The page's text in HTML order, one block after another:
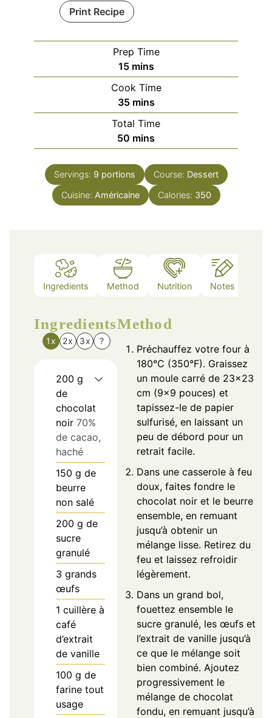
Print Recipe
Prep Time
15minutes
mins
Cook Time
35minutes
mins
Total Time
50 minutes
mins
Servings: 9 portions Course: Dessert
Cuisine: Américaine Calories: 350
Ingredients Method Nutrition Notes
Ingredients
1x 2x 3x ?
200 g
de
chocolat
noir 70%
de cacao,
haché
150 g de
beurre
non salé
200 g de
sucre
granulé
3 grands
œufs
1 cuillère à
café
d’extrait
de vanille
100 g de
farine tout
usage
Method
Préchauffez votre four à
180°C (350°F). Graissez
un moule carré de 23×23
cm (9×9 pouces) et
tapissez-le de papier
sulfurisé, en laissant un
peu de débord pour un
retrait facile.
Dans une casserole à feu
doux, faites fondre le
chocolat noir et le beurre
ensemble, en remuant
jusqu’à obtenir un
mélange lisse. Retirez du
feu et laissez refroidir
légèrement.
Dans un grand bol,
fouettez ensemble le
sucre granulé, les œufs et
l’extrait de vanille jusqu’à
ce que le mélange soit
bien combiné. Ajoutez
progressivement le
mélange de chocolat
fondu, en remuant jusqu’à